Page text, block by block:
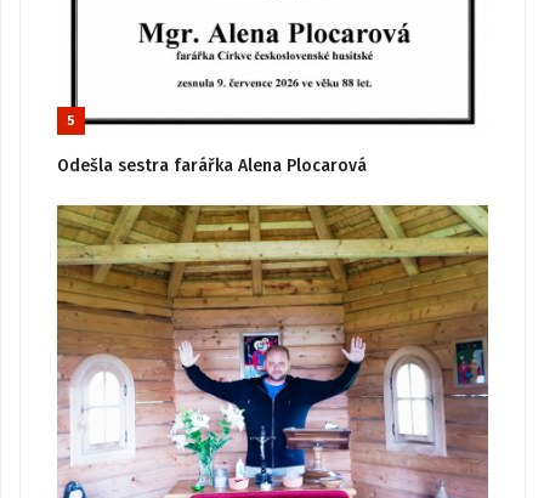
5
Odešla sestra farářka Alena Plocarová